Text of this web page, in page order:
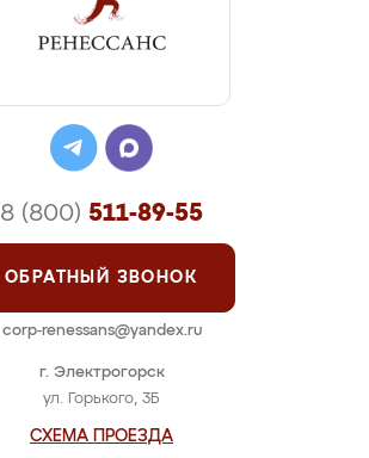
г. Электрогорск
ул. Горького, 3Б
СХЕМА ПРОЕЗДА
8 (800) 511-89-55
ОБРАТНЫЙ ЗВОНОК
corp-renessans@yandex.ru